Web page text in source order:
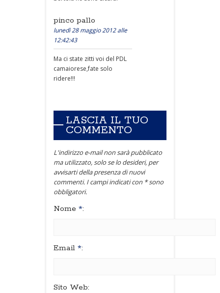
pinco pallo
lunedì 28 maggio 2012 alle
12:42:43
Ma ci state zitti voi del PDL
camaiorese,fate solo
ridere!!!
LASCIA IL TUO
COMMENTO
L'indirizzo e-mail non sarà pubblicato
ma utilizzato, solo se lo desideri, per
avvisarti della presenza di nuovi
commenti. I campi indicati con * sono
obbligatori.
Nome *:
Email *:
Sito Web: